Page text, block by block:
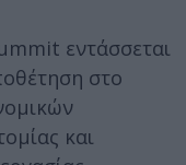
εντάσσεται
στο
και